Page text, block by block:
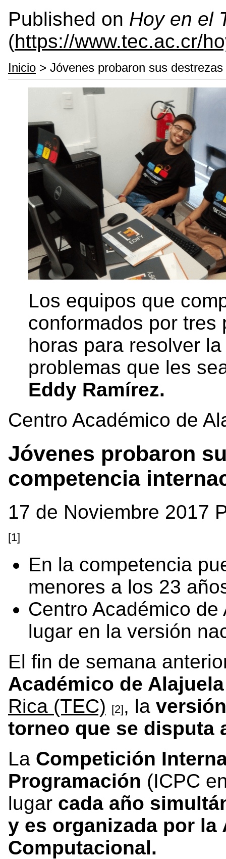
Published on Hoy en el
(https://www.tec.ac.cr/
Inicio > Jóvenes probaron sus
Los equipos que
conformados por tres
horas para resolver
problemas que les
Eddy Ramírez.
Centro Académico de
Jóvenes probaron
competencia
17 de Noviembre 2017
[1]
En la competencia
menores a los 23
Centro Académico
lugar en la versión
El fin de semana
Académico de Alajuela
Rica (TEC) [2], la
torneo que se disputa
La Competición
Programación (ICPC
lugar cada año
y es organizada por
Computacional.